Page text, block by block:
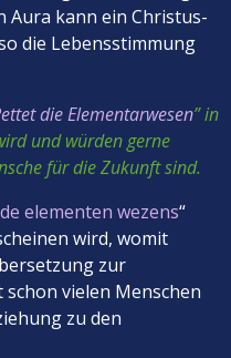
Aura kann ein Christus-
die Lebensstimmung
die Elementarwesen” in
und würden gerne
für die Zukunft sind.
elementen wezens“
wird, womit
zur
vielen Menschen
zu den